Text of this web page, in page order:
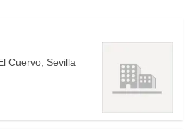
Cuervo, Sevilla